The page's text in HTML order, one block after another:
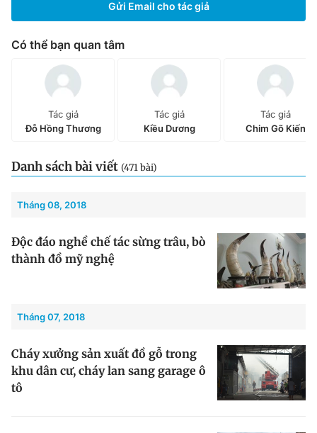
Chuyên mục khác
Chào ngày mới
Tin thị trường Tin 360
Video Magazine
Thông tin tòa soạn Liên hệ quảng cáo
Đọc Thanh Niên trên điện thoại
Đăng xuất
Gửi Email cho tác giả
Có thể bạn quan tâm
Tác giả
Đỗ Hồng Thương
Tác giả
Kiều Dương
Tác giả
Chim Gõ Kiến
Danh sách bài viết (471 bài)
Tháng 08, 2018
Độc đáo nghề chế tác sừng trâu, bò
thành đồ mỹ nghệ
Tháng 07, 2018
Cháy xưởng sản xuất đồ gỗ trong
khu dân cư, cháy lan sang garage ô
tô